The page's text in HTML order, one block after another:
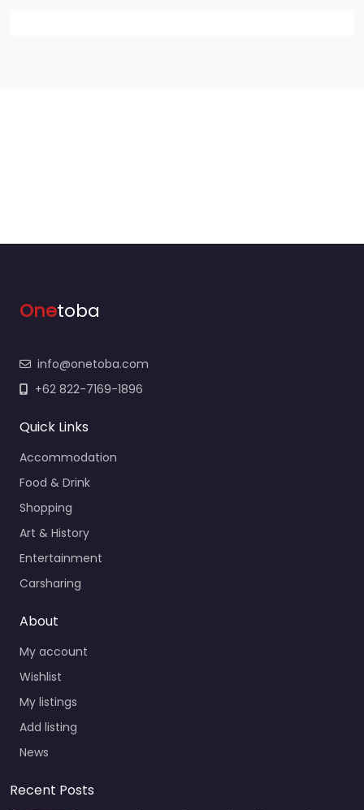
Onetoba
info@onetoba.com
+62 822-7169-1896
Quick Links
Accommodation
Food & Drink
Shopping
Art & History
Entertainment
Carsharing
About
My account
Wishlist
My listings
Add listing
News
Recent Posts